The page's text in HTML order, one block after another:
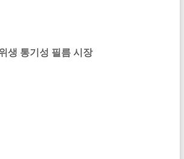
생 통기성 필름 시장